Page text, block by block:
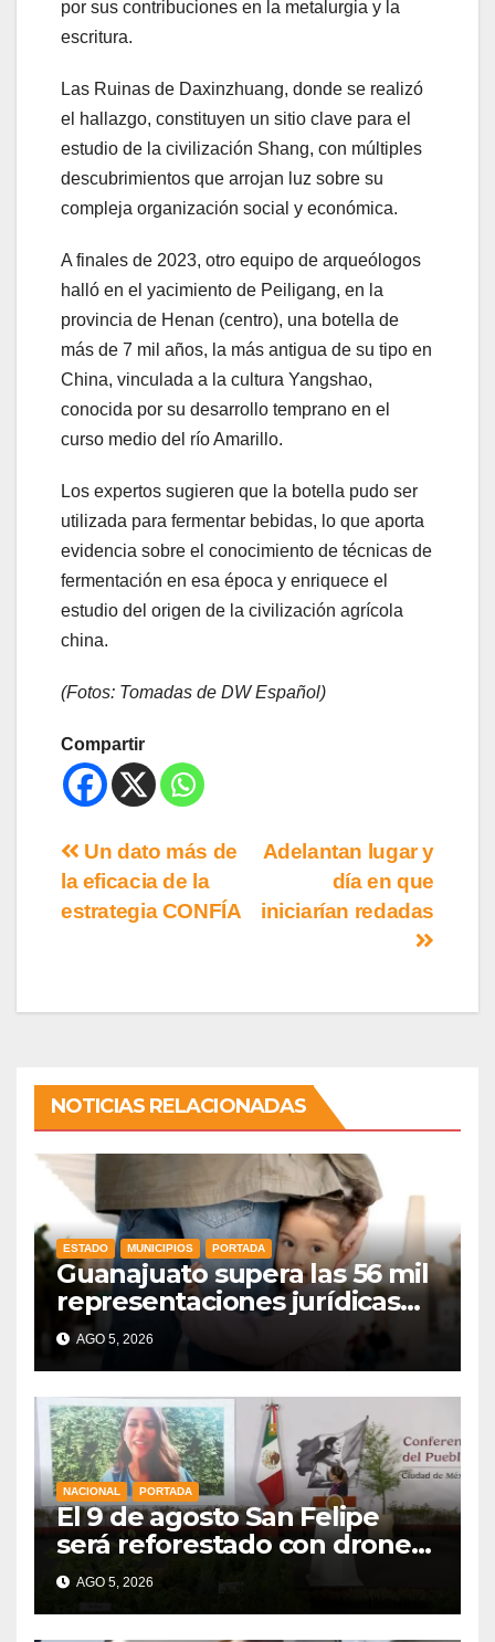
por sus contribuciones en la metalurgia y la
escritura.
Las Ruinas de Daxinzhuang, donde se realizó
el hallazgo, constituyen un sitio clave para el
estudio de la civilización Shang, con múltiples
descubrimientos que arrojan luz sobre su
compleja organización social y económica.
A finales de 2023, otro equipo de arqueólogos
halló en el yacimiento de Peiligang, en la
provincia de Henan (centro), una botella de
más de 7 mil años, la más antigua de su tipo en
China, vinculada a la cultura Yangshao,
conocida por su desarrollo temprano en el
curso medio del río Amarillo.
Los expertos sugieren que la botella pudo ser
utilizada para fermentar bebidas, lo que aporta
evidencia sobre el conocimiento de técnicas de
fermentación en esa época y enriquece el
estudio del origen de la civilización agrícola
china.
(Fotos: Tomadas de DW Español)
Compartir
Adelantan lugar y
día en que
iniciarían redadas
Un dato más de
la eficacia de la
estrategia CONFÍA
NOTICIAS RELACIONADAS
ESTADO MUNICIPIOS PORTADA
Guanajuato supera las 56 mil
representaciones jurídicas
para tutelar los derechos de
la niñez
AGO 5, 2026
NACIONAL PORTADA
El 9 de agosto San Felipe
será reforestado con drones,
como parte de la Jornada
Nacional a la que se suma
AGO 5, 2026